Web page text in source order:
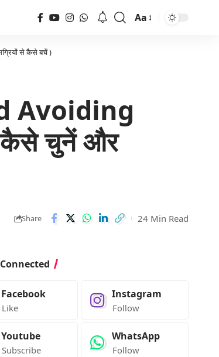
Aa
से कैसे बचें )
Avoiding
कैसे चुनें और
Share 24 Min Read
Facebook
Like
Instagram
Follow
Youtube
Subscribe
WhatsApp
Follow